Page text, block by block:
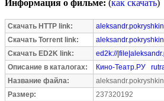
Информация о фильме: (как скачать)
Скачать HTTP link:
Скачать Torrent link:
Скачать ED2K link:
ed2k://
Описание в каталогах:
Кино-Театр.РУ
Название файла:
Размер:
237320192